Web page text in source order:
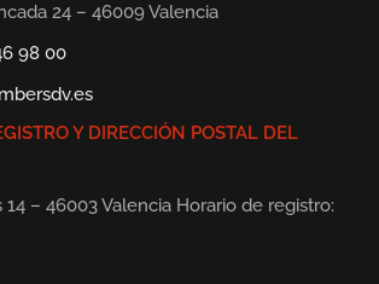
24 – 46009 Valencia
98 00
Y DIRECCIÓN POSTAL DEL
– 46003 Valencia Horario de registro: